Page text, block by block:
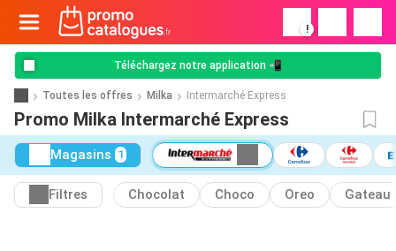
!
Téléchargez notre application 📲
Toutes les offres Milka Intermarché Express
Promo Milka Intermarché Express
Magasins 1
Filtres Chocolat Choco Oreo Gateau